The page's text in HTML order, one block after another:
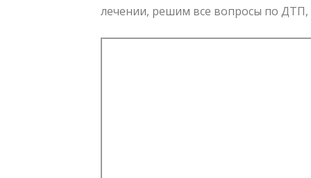
лечении, решим все вопросы по